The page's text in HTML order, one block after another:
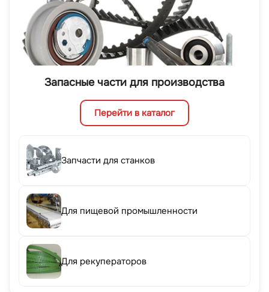
Запасные части для производства
Перейти в каталог
Запчасти для станков
Для пищевой промышленности
Для рекуператоров